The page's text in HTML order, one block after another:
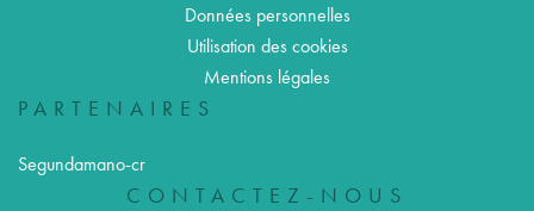
Données personnelles
Utilisation des cookies
Mentions légales
PARTENAIRES
Segundamano-cr
CONTACTEZ-NOUS